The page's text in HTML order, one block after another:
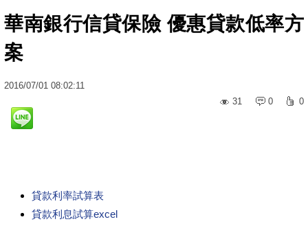
華南銀行信貸保險 優惠貸款低率方
案
2016/07/01 08:02:11
31
0 0
貸款利率試算表
貸款利息試算excel